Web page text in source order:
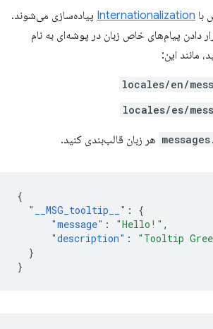
با Internationalization پیاده‌سازی می‌شوند.
دادن پیام‌های خاص زبان در پوشه‌ای به نام
مانند این:
هر زبان قالب‌بندی کنید.
{
"__MSG_tooltip__" :
{
"message" : "Hello!" ,
"description" :
"Tooltip
}
}